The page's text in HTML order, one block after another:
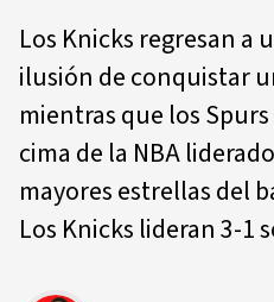
Los Knicks regresan a
ilusión de conquistar
mientras que los
cima de la NBA
mayores estrellas del
Los Knicks lideran 3-1